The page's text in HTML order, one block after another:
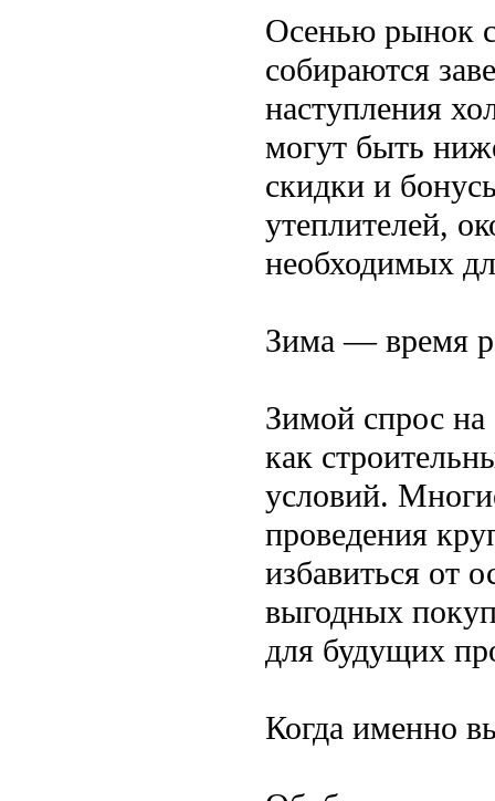
Осенью рынок
собираются
наступления
могут быть
скидки и
утеплителей,
необходимых
Зима — время
Зимой спрос на
как
условий.
проведения
избавиться от
выгодных
для будущих
Когда именно